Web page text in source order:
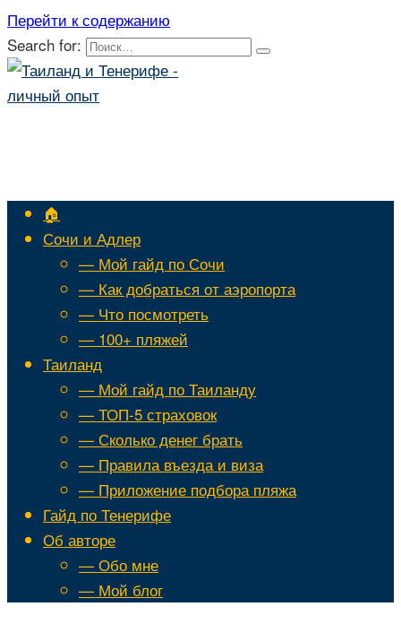
Перейти к содержанию
Search for:
🏠
Сочи и Адлер
— Мой гайд по Сочи
— Как добраться от аэропорта
— Что посмотреть
— 100+ пляжей
Таиланд
— Мой гайд по Таиланду
— ТОП-5 страховок
— Сколько денег брать
— Правила въезда и виза
— Приложение подбора пляжа
Гайд по Тенерифе
Об авторе
— Обо мне
— Мой блог